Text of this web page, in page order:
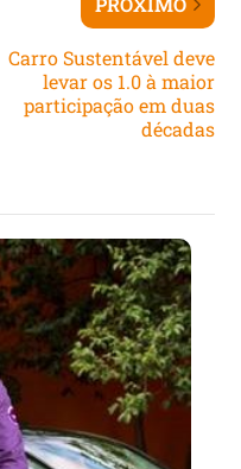
Carro Sustentável deve
levar os 1.0 à maior
participação em duas
décadas